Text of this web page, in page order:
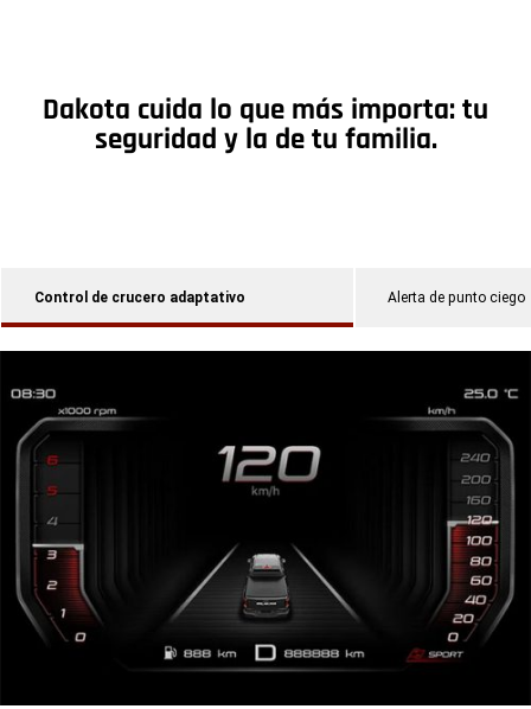
Dakota cuida lo que más importa: tu
seguridad y la de tu familia.
Control de crucero adaptativo Alerta de punto ciego